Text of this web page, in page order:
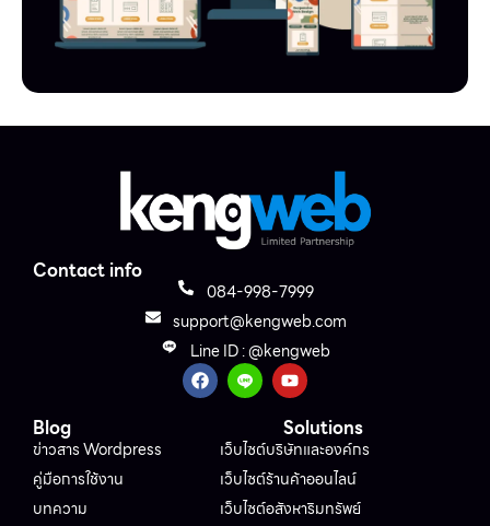
Contact info
084-998-7999
support@kengweb.com
Line ID : @kengweb
Blog
ข่าวสาร Wordpress
คู่มือการใช้งาน
บทความ
Solutions
เว็บไซต์บริษัทและองค์กร
เว็บไซต์ร้านค้าออนไลน์
เว็บไซต์อสังหาริมทรัพย์